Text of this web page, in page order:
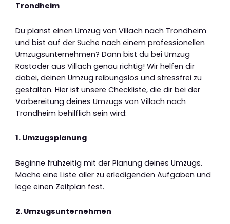
Trondheim
Du planst einen Umzug von Villach nach Trondheim
und bist auf der Suche nach einem professionellen
Umzugsunternehmen? Dann bist du bei Umzug
Rastoder aus Villach genau richtig! Wir helfen dir
dabei, deinen Umzug reibungslos und stressfrei zu
gestalten. Hier ist unsere Checkliste, die dir bei der
Vorbereitung deines Umzugs von Villach nach
Trondheim behilflich sein wird:
1. Umzugsplanung
Beginne frühzeitig mit der Planung deines Umzugs.
Mache eine Liste aller zu erledigenden Aufgaben und
lege einen Zeitplan fest.
2. Umzugsunternehmen